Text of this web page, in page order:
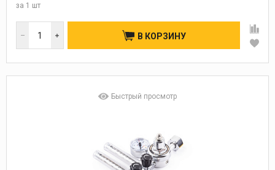
за 1 шт
В КОРЗИНУ
Быстрый просмотр